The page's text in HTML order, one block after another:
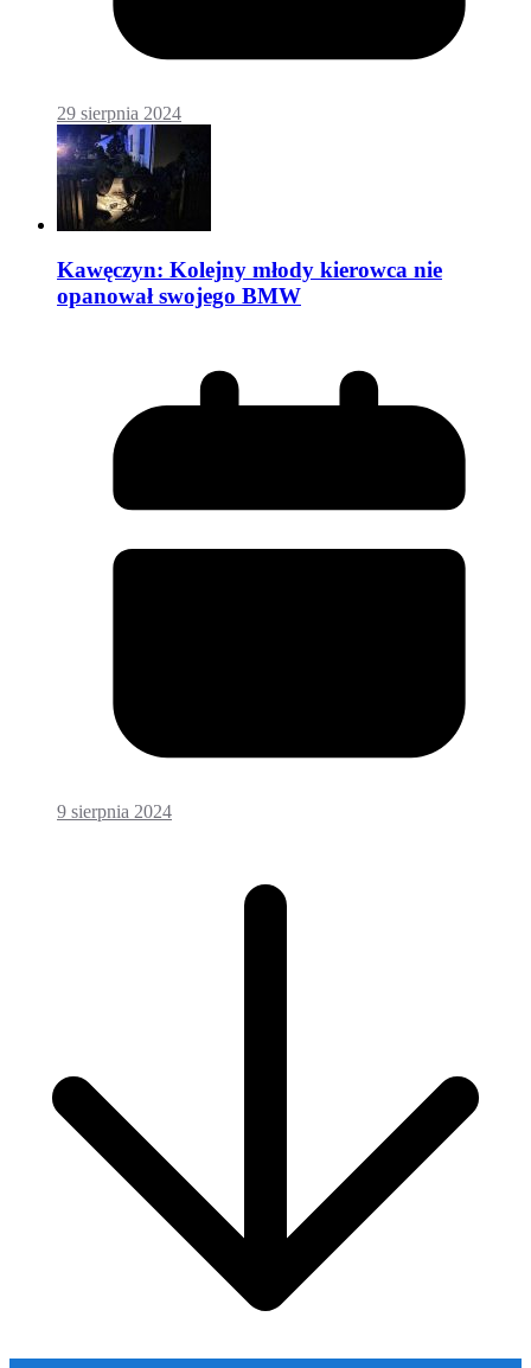
29 sierpnia 2024
Kawęczyn: Kolejny młody kierowca nie
opanował swojego BMW
9 sierpnia 2024